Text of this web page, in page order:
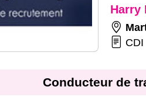
Harry
CDI
Conducteur de